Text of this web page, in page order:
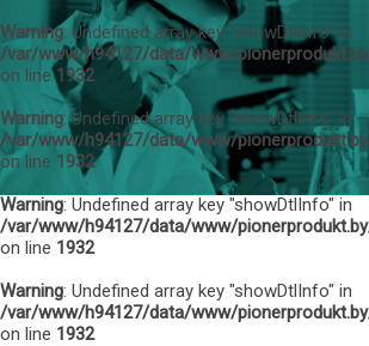
Warning: Undefined array key "showDtlInfo" in
/var/www/h94127/data/www/
on line1932
Warning: Undefined array key "showDtlInfo" in
/var/www/h94127/data/www/
on line 1932
Warning: Undefined array key "showDtlInfo" in
/var/www/h94127/data/www/
on line 1932
Warning: Undefined array key "showDtlInfo" in
/var/www/h94127/data/www/
on line 1932